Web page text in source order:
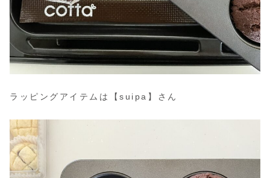
ラッピングアイテムは【suipa】さん